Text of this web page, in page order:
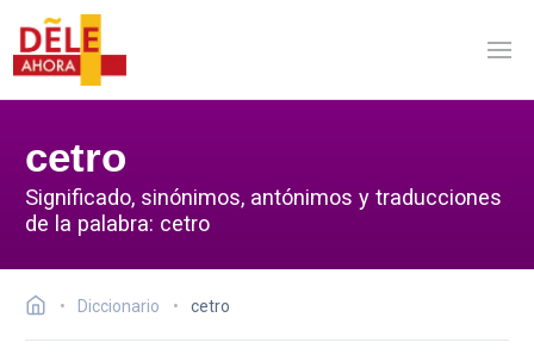
cetro
Significado, sinónimos, antónimos y traducciones
de la palabra: cetro
Diccionario cetro